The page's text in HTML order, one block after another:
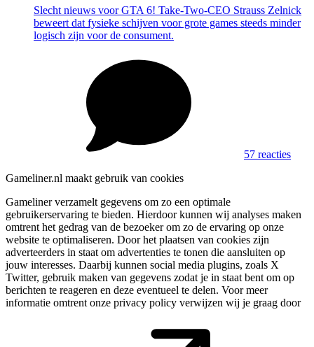
Slecht nieuws voor GTA 6! Take-Two-CEO Strauss Zelnick
beweert dat fysieke schijven voor grote games steeds minder
logisch zijn voor de consument.
57 reacties
Gameliner.nl maakt gebruik van cookies
Gameliner verzamelt gegevens om zo een optimale
gebruikerservaring te bieden. Hierdoor kunnen wij analyses maken
omtrent het gedrag van de bezoeker om zo de ervaring op onze
website te optimaliseren. Door het plaatsen van cookies zijn
adverteerders in staat om advertenties te tonen die aansluiten op
jouw interesses. Daarbij kunnen social media plugins, zoals X
Twitter, gebruik maken van gegevens zodat je in staat bent om op
berichten te reageren en deze eventueel te delen. Voor meer
informatie omtrent onze privacy policy verwijzen wij je graag door